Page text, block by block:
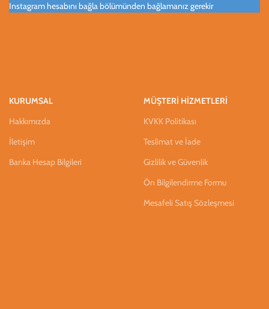
Instagram hesabını bağla bölümünden bağlamanız gerekir
KURUMSAL
Hakkımızda
İletişim
Banka Hesap Bilgileri
MÜŞTERİ HİZMETLERİ
KVKK Politikası
Teslimat ve İade
Gizlilik ve Güvenlik
Ön Bilgilendirme Formu
Mesafeli Satış Sözleşmesi